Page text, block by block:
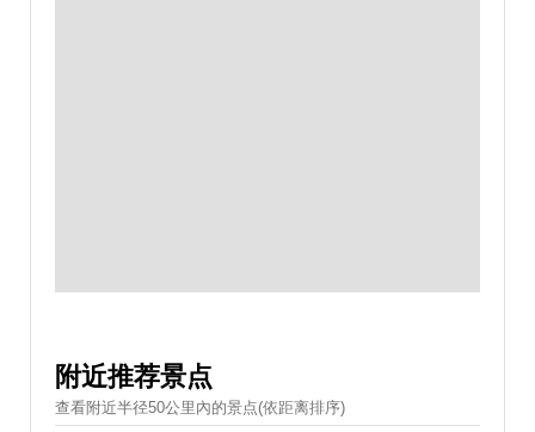
附近推荐景点
查看附近半径50公里內的景点(依距离排序)